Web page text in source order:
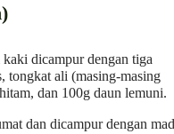
dicampur dengan tiga
tongkat ali (masing-masing
dan 100g daun lemuni.
dan dicampur dengan